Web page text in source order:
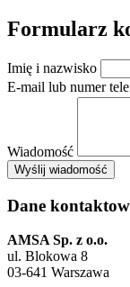
Formularz
Imię i nazwisko
E-mail lub numer
Wiadomość
Wyślij wiadomość
AMSA
+
−
Dane
AMSA Sp. z o.o.
ul. Blokowa 8
03-641 Warszawa